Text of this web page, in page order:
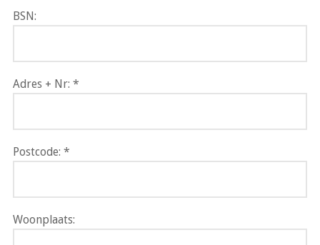
BSN:
Adres + Nr:
Postcode:
Woonplaats: